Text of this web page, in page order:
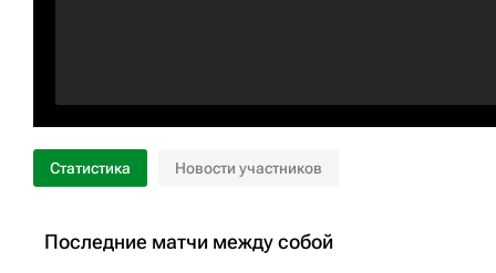
Статистика Новости участников
Последние матчи между собой